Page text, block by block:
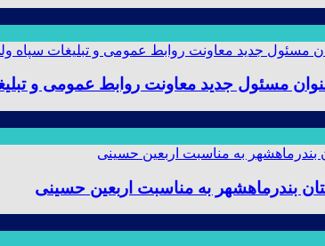
مسئول جدید معاونت روابط عمومی و
بندرماهشهر به مناسبت اربعین حسینی